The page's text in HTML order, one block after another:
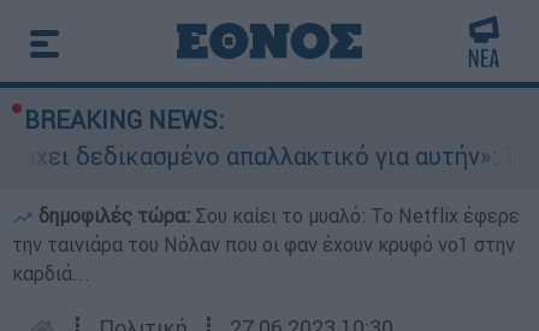
BREAKING NEWS:
απαλλακτικό για αυτήν»: Τι
δημοφιλές τώρα: Σου καίει το μυαλό: Το Netflix έφερε
την ταινιάρα του Νόλαν που οι φαν έχουν κρυφό νο1 στην
καρδιά...